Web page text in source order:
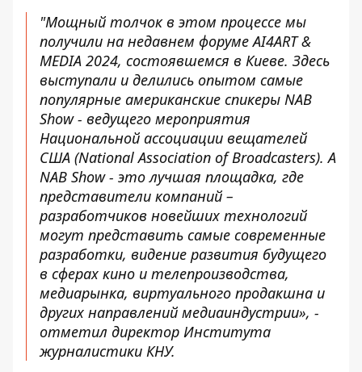
"Мощный толчок в этом процессе мы
получили на недавнем форуме AI4ART &
MEDIA 2024, состоявшемся в Киеве. Здесь
выступали и делились опытом самые
популярные американские спикеры NAB
Show - ведущего мероприятия
Национальной ассоциации вещателей
США (National Association of Broadcasters). А
NAB Show - это лучшая площадка, где
представители компаний –
разработчиков новейших технологий
могут представить самые современные
разработки, видение развития будущего
в сферах кино и телепроизводства,
медиарынка, виртуального продакшна и
других направлений медиаиндустрии», -
отметил директор Института
журналистики КНУ.